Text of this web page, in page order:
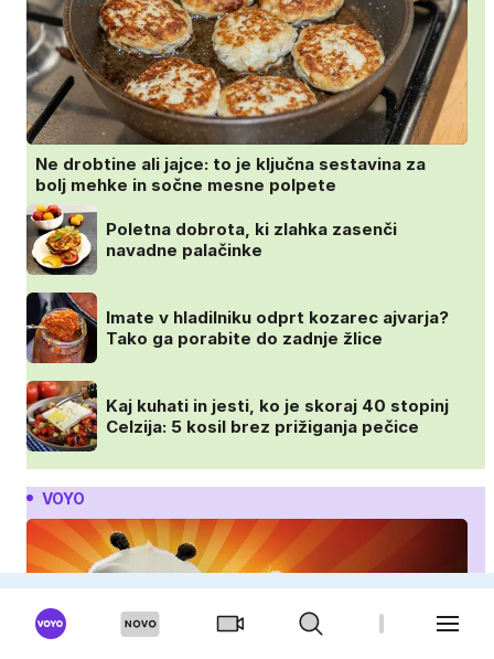
Ne drobtine ali jajce: to je ključna sestavina za
bolj mehke in sočne mesne polpete
Poletna dobrota, ki zlahka zasenči
navadne palačinke
Imate v hladilniku odprt kozarec ajvarja?
Tako ga porabite do zadnje žlice
Kaj kuhati in jesti, ko je skoraj 40 stopinj
Celzija: 5 kosil brez prižiganja pečice
VOYO